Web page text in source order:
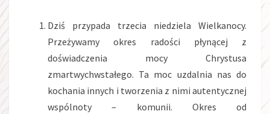
Dziś przypada trzecia niedziela Wielkanocy.
Przeżywamy okres radości płynącej z
doświadczenia mocy Chrystusa
zmartwychwstałego. Ta moc uzdalnia nas do
kochania innych i tworzenia z nimi autentycznej
wspólnoty – komunii. Okres od